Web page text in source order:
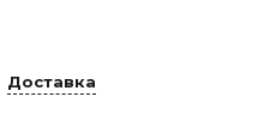
Доставка